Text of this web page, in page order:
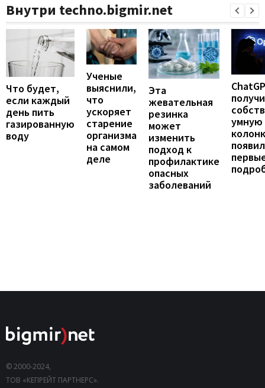
Внутри techno.bigmir.net
Что будет,
если каждый
день пить
газированную
воду
Ученые
выяснили,
что
ускоряет
старение
организма
на самом
деле
Эта
жевательная
резинка
может
изменить
подход к
профилактике
опасных
заболеваний
умную
© 2000-2024,
ТОВ «КЕПРЕЙТ ПАРТНЕРС».